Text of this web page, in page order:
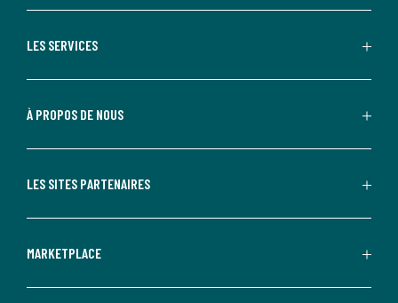
LES SERVICES
À PROPOS DE NOUS
LES SITES PARTENAIRES
MARKETPLACE